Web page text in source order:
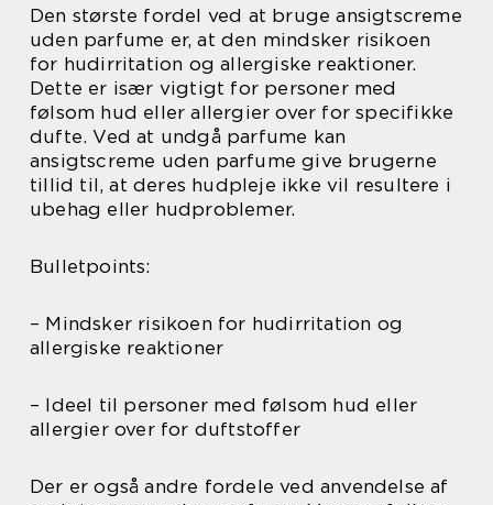
Den største fordel ved at bruge ansigtscreme
uden parfume er, at den mindsker risikoen
for hudirritation og allergiske reaktioner.
Dette er især vigtigt for personer med
følsom hud eller allergier over for specifikke
dufte. Ved at undgå parfume kan
ansigtscreme uden parfume give brugerne
tillid til, at deres hudpleje ikke vil resultere i
ubehag eller hudproblemer.
Bulletpoints:
– Mindsker risikoen for hudirritation og
allergiske reaktioner
– Ideel til personer med følsom hud eller
allergier over for duftstoffer
Der er også andre fordele ved anvendelse af